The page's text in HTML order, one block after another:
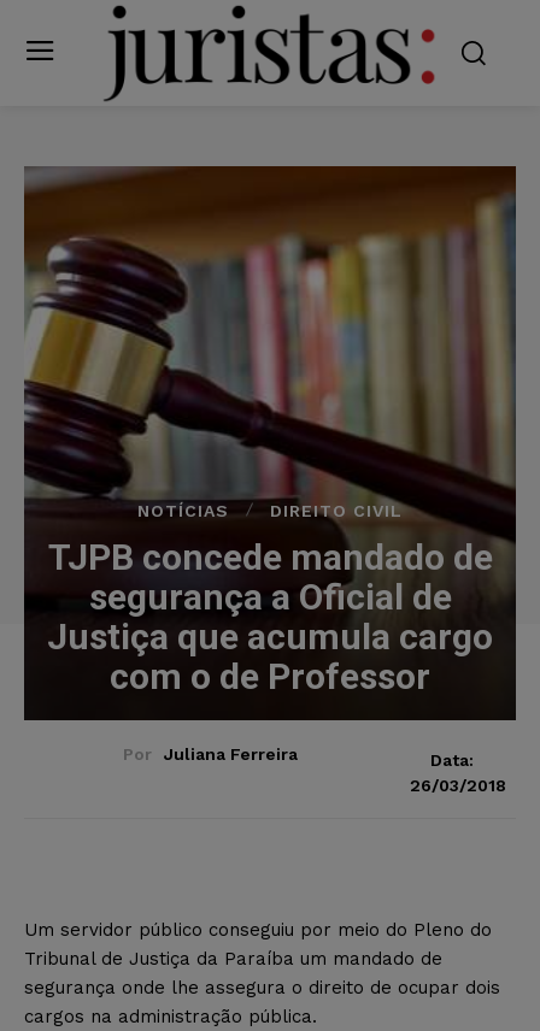
NOTÍCIAS DIREITO CIVIL
TJPB concede mandado de
segurança a Oficial de
Justiça que acumula cargo
com o de Professor
Por Juliana Ferreira
Data:
26/03/2018
Um servidor público conseguiu por meio do Pleno do
Tribunal de Justiça da Paraíba um mandado de
segurança onde lhe assegura o direito de ocupar dois
cargos na administração pública.